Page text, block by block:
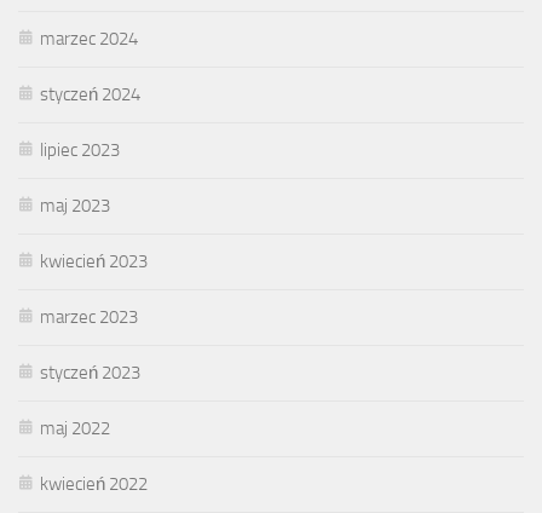
marzec 2024
styczeń 2024
lipiec 2023
maj 2023
kwiecień 2023
marzec 2023
styczeń 2023
maj 2022
kwiecień 2022